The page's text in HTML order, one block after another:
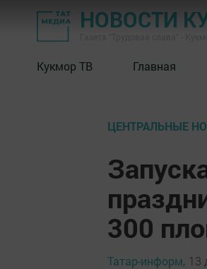
НОВОСТИ
Кукмор ТВ Главная
ЦЕНТРАЛЬНЫЕ
300
Татар-информ, 13